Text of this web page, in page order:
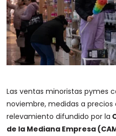
Las ventas minoristas pymes
noviembre, medidas a
relevamiento difundido por la
de la Mediana Empresa